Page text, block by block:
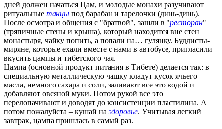
дней должен начаться Цам, и молодые монахи разучивают
ритуальные танцы под барабан и тарелочки (динь-динь).
После осмотра и общения с "братвой", зашли в "ресторан"
(тряпичные стены и крыша), который находится вне стен
монастыря, чайку попить, а попали на… гулянку. Буддисты-
миряне, которые ехали вместе с нами в автобусе, пригласили
вкусить цампы и тибетского чая.
Цампа (основной продукт питания в Тибете) делается так: в
специальную металлическую чашку кладут кусок ячьего
масла, немного сахара и соли, заливают все это водой и
добавляют овсяной муки. Потом рукой все это
перелопачивают и доводят до консистенции пластилина. А
потом пожалуйста – кушай наздоровье. Учитывая легкий
завтрак, цампа пришлась в самый раз.